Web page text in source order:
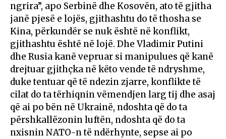
ngrira”, apo Serbinë dhe Kosovën, ato të gjitha
janë pjesë e lojës, gjithashtu do të thosha se
Kina, përkundër se nuk është në konflikt,
gjithashtu është në lojë. Dhe Vladimir Putini
dhe Rusia kanë vepruar si manipulues që kanë
drejtuar gjithçka në këto vende të ndryshme,
duke tentuar që të ndezin zjarre, konflikte të
cilat do ta tërhiqnin vëmendjen larg tij dhe asaj
që ai po bën në Ukrainë, ndoshta që do ta
përshkallëzonin luftën, ndoshta që do ta
nxisnin NATO-n të ndërhynte, sepse ai po